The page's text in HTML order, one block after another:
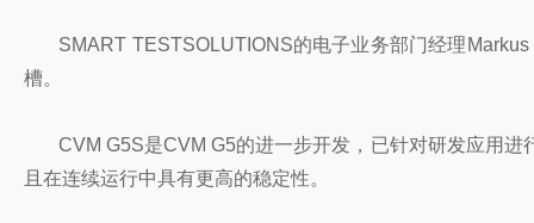
SMART TESTSOLUTIONS的电子业务部门经理
槽。
CVM G5S是CVM G5的进一步开发，已针对研发应用进
且在连续运行中具有更高的稳定性。